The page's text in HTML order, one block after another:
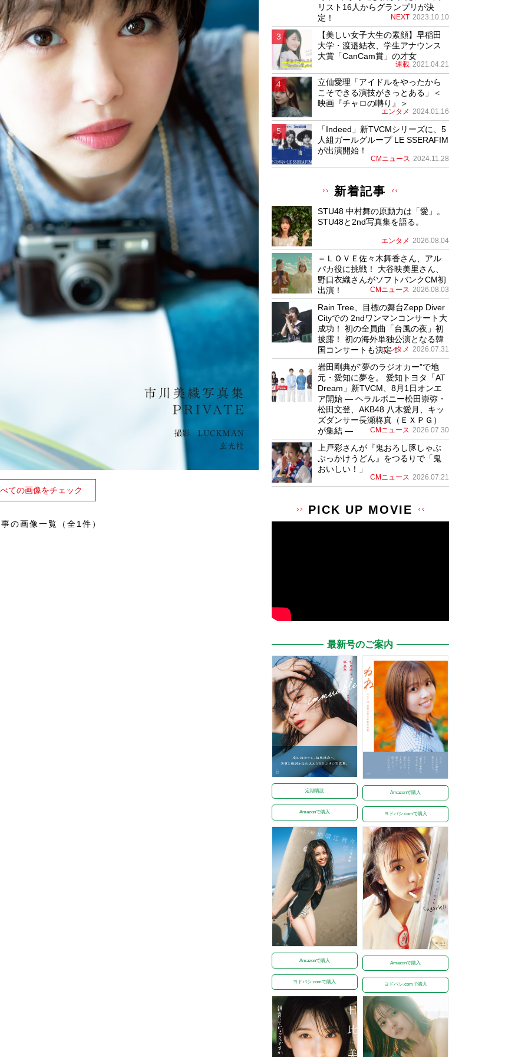
ての画像をチェック
の画像一覧（全1件）
リスト16人からグランプリが決
定！
NEXT 2023.10.10
【美しい女子大生の素顔】早稲田
大学・渡邉結衣、学生アナウンス
大賞「CanCam賞」の才女
連載 2021.04.21
立仙愛理「アイドルをやったから
こそできる演技がきっとある」＜
映画『チャロの囀り』＞
エンタメ 2024.01.16
「Indeed」新TVCMシリーズに、5
人組ガールグループ LE SSERAFIM
が出演開始！
CMニュース 2024.11.28
新着記事
STU48 中村舞の原動力は「愛」。
STU48と2nd写真集を語る。
エンタメ 2026.08.04
＝ＬＯＶＥ佐々木舞香さん、アル
パカ役に挑戦！ 大谷映美里さん、
野口衣織さんがソフトバンクCM初
出演！
CMニュース 2026.08.03
Rain Tree、目標の舞台Zepp Diver
Cityでの 2ndワンマンコンサート大
成功！ 初の全員曲「台風の夜」初
披露！ 初の海外単独公演となる韓
国コンサートも決定！
エンタメ 2026.07.31
岩田剛典が”夢のラジオカー”で地
元・愛知に夢を。 愛知トヨタ「AT
Dream」新TVCM、8月1日オンエ
ア開始 ― ヘラルボニー松田崇弥・
松田文登、AKB48 八木愛月、キッ
ズダンサー長瀬柊真（ＥＸＰＧ）
が集結 ―
CMニュース 2026.07.30
上戸彩さんが『鬼おろし豚しゃぶ
ぶっかけうどん』をつるりで「鬼
おいしい！」
CMニュース 2026.07.21
PICK UP MOVIE
最新号のご案内
定期購読
Amazonで購入
Amazonで購入
ヨドバシ.comで購入
Amazonで購入
ヨドバシ.comで購入
Amazonで購入
ヨドバシ.comで購入